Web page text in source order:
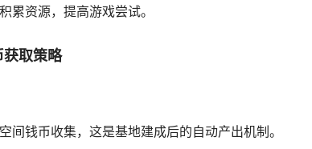
累资源，提高游戏尝试。
获取策略
间钱币收集，这是基地建成后的自动产出机制。